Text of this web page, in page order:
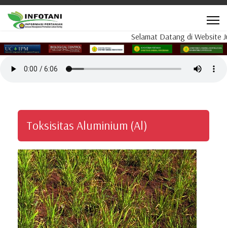
Selamat Datang di Website
Toksisitas Aluminium (Al)